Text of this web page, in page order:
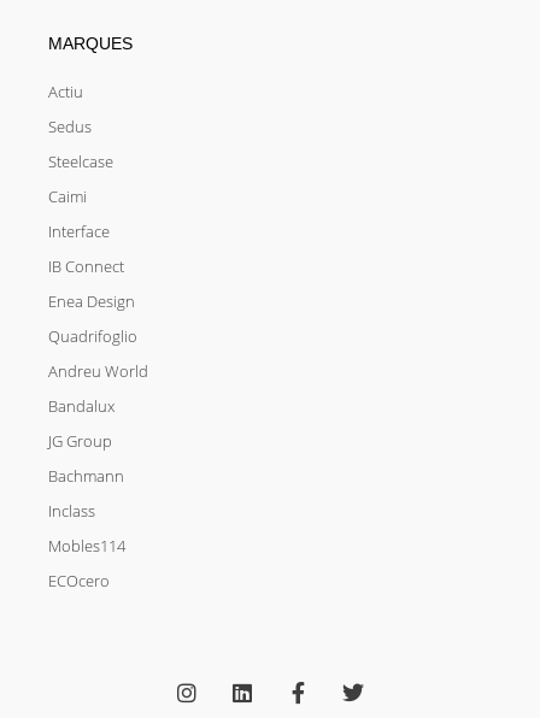
MARQUES
Actiu
Sedus
Steelcase
Caimi
Interface
IB Connect
Enea Design
Quadrifoglio
Andreu World
Bandalux
JG Group
Bachmann
Inclass
Mobles114
ECOcero
s
t
n
k
c
e
i
t